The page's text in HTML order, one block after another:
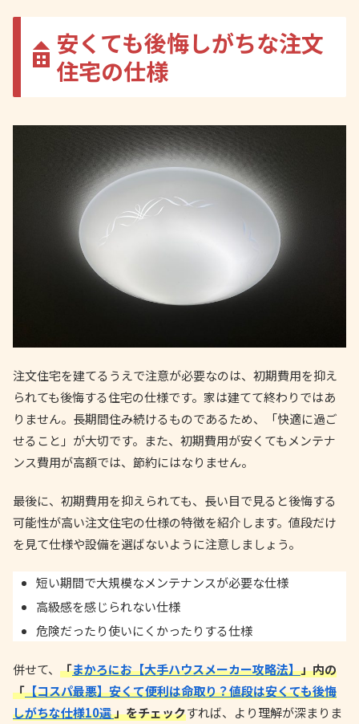
安くても後悔しがちな注文
住宅の仕様
注文住宅を建てるうえで注意が必要なのは、初期費用を抑え
られても後悔する住宅の仕様です。家は建てて終わりではあ
りません。長期間住み続けるものであるため、「快適に過ご
せること」が大切です。また、初期費用が安くてもメンテナ
ンス費用が高額では、節約にはなりません。
最後に、初期費用を抑えられても、長い目で見ると後悔する
可能性が高い注文住宅の仕様の特徴を紹介します。値段だけ
を見て仕様や設備を選ばないように注意しましょう。
短い期間で大規模なメンテナンスが必要な仕様
高級感を感じられない仕様
危険だったり使いにくかったりする仕様
併せて、 「まかろにお【大手ハウスメーカー攻略法】」内の
「【コスパ最悪】安くて便利は命取り？値段は安くても後悔
しがちな仕様10選」をチェックすれば、より理解が深まりま